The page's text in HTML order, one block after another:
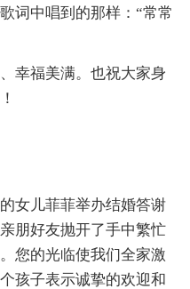
词中唱到的那样：“常常
幸福美满。也祝大家身
女儿菲菲举办结婚答谢
朋好友抛开了手中繁忙
您的光临使我们全家激
孩子表示诚挚的欢迎和